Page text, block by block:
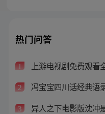
热门问答
1 上游电视剧免费观看
2 冯宝宝四川话经典语
3 异人之下电影版沈冲